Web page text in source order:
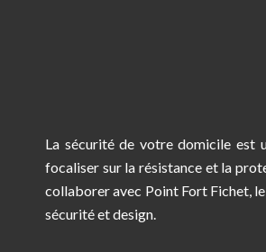
La sécurité de votre domicile est
focaliser sur la résistance et la
collaborer avec Point Fort Fichet,
sécurité et design.